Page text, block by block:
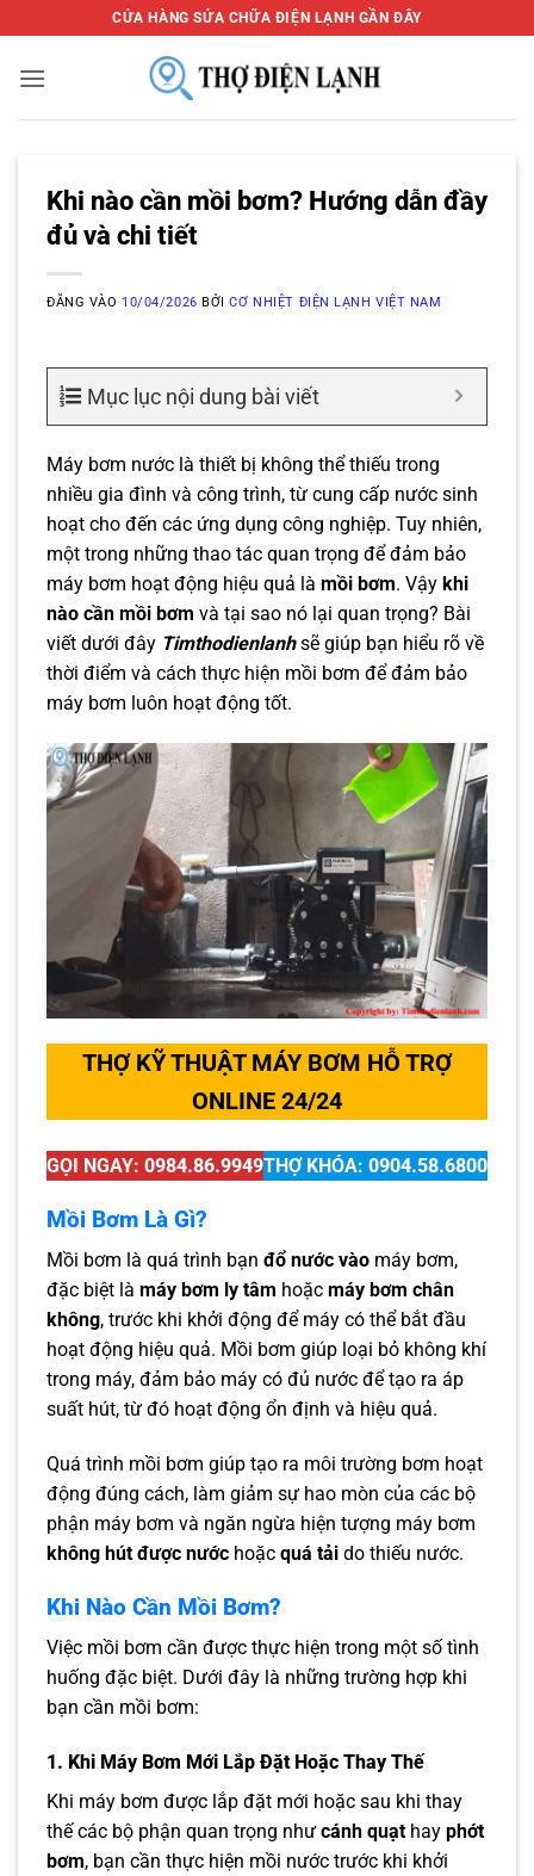
qua
nội
CỬA HÀNG SỬA CHỮA ĐIỆN LẠNH GẦN ĐÂY
Khi nào cần mồi bơm? Hướng dẫn đầy
đủ và chi tiết
ĐĂNG VÀO 10/04/2026 BỞICƠ NHIỆT ĐIỆN LẠNH VIỆT NAM
Mục lục nội dung bài viết
Máy bơm nước là thiết bị không thể thiếu trong
nhiều gia đình và công trình, từ cung cấp nước sinh
hoạt cho đến các ứng dụng công nghiệp. Tuy nhiên,
một trong những thao tác quan trọng để đảm bảo
máy bơm hoạt động hiệu quả là mồi bơm. Vậy khi
nào cần mồi bơm và tại sao nó lại quan trọng? Bài
viết dưới đây Timthodienlanhsẽ giúp bạn hiểu rõ về
thời điểm và cách thực hiện mồi bơm để đảm bảo
máy bơm luôn hoạt động tốt.
THỢ KỸ THUẬT MÁY BƠM HỖ TRỢ
ONLINE 24/24
GỌI NGAY: 0984.86.9949THỢ KHÓA: 0904.58.6800
Mồi Bơm Là Gì?
Mồi bơm là quá trình bạn đổ nước vào máy bơm,
đặc biệt là máy bơm ly tâm hoặc máy bơm chân
không, trước khi khởi động để máy có thể bắt đầu
hoạt động hiệu quả. Mồi bơm giúp loại bỏ không khí
trong máy, đảm bảo máy có đủ nước để tạo ra áp
suất hút, từ đó hoạt động ổn định và hiệu quả.
Quá trình mồi bơm giúp tạo ra môi trường bơm hoạt
động đúng cách, làm giảm sự hao mòn của các bộ
phận máy bơm và ngăn ngừa hiện tượng máy bơm
không hút được nước hoặc quá tải do thiếu nước.
Khi Nào Cần Mồi Bơm?
Việc mồi bơm cần được thực hiện trong một số tình
huống đặc biệt. Dưới đây là những trường hợp khi
bạn cần mồi bơm:
1. Khi Máy Bơm Mới Lắp Đặt Hoặc Thay Thế
Khi máy bơm được lắp đặt mới hoặc sau khi thay
thế các bộ phận quan trọng như cánh quạt hay phớt
bơm, bạn cần thực hiện mồi nước trước khi khởi